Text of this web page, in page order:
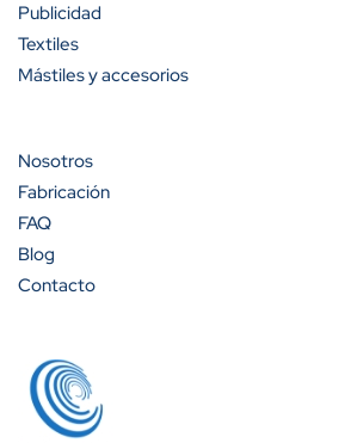
Cantidad
A partir de 200 unidades
Publicidad
Textiles
Mástiles y accesorios
Nosotros
Fabricación
FAQ
Blog
Contacto